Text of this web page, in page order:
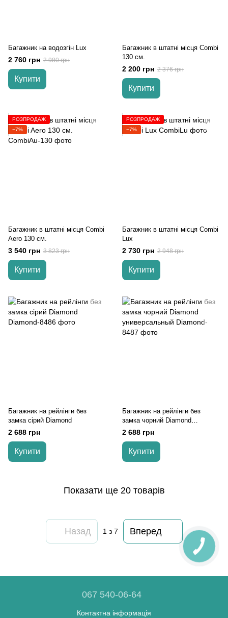
Багажник на водозгін Lux
2 760 грн 2 980 грн
Купити
Багажник в штатні місця Combi
130 см.
2 200 грн 2 376 грн
Купити
РОЗПРОДАЖ
−7%
Багажник в штатні місця Combi
Aero 130 см.
3 540 грн 3 823 грн
Купити
РОЗПРОДАЖ
−7%
Багажник в штатні місця Combi
Lux
2 730 грн 2 948 грн
Купити
Багажник на рейлінги без
замка сірий Diamond
2 688 грн
Купити
Багажник на рейлінги без
замка чорний Diamond
универсальный
2 688 грн
Купити
Показати ще 20 товарів
Назад 1 з 7 Вперед
067 540-06-64
Контактна інформація